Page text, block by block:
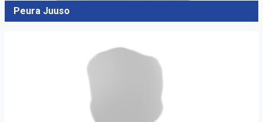
Peura Juuso